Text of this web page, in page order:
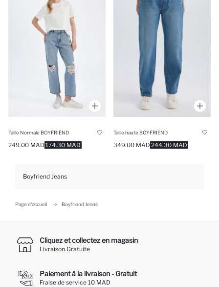
Taille Normale BOYFRIEND
174.30 MAD
249.00 MAD
Taille haute BOYFRIEND
244.30 MAD
349.00 MAD
Boyfriend Jeans
Page d'accueil Boyfriend Jeans
Cliquez et collectez en magasin
Livraison Gratuite
Paiement à la livraison - Gratuit
Fraise de service 10 MAD